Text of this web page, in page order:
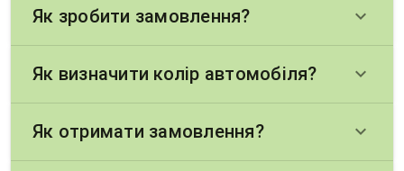
Як зробити замовлення? keyboard_arrow_down
Як визначити колір автомобіля? keyboard_arrow_down
Як отримати замовлення? keyboard_arrow_down